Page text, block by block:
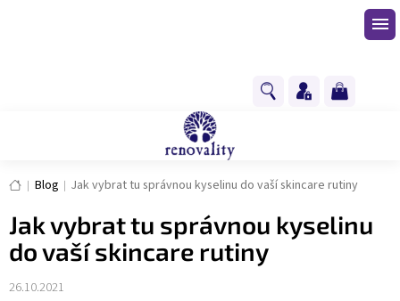
NÁKUPNÍ
Domů
Blog Jak vybrat tu správnou kyselinu do vaší skincare rutiny
Jak vybrat tu správnou kyselinu
do vaší skincare rutiny
26.10.2021